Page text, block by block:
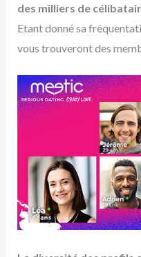
des milliers de
Etant donné sa
vous trouveront des